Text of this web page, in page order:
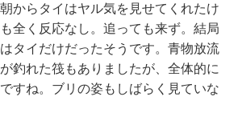
からタイはヤル気を見せてくれたけ
全く反応なし。追っても来ず。結局
タイだけだったそうです。青物放流
釣れた筏もありましたが、全体的に
すね。ブリの姿もしばらく見ていな